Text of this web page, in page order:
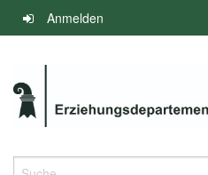
Navigation
überspringen
Anmelden
Suche